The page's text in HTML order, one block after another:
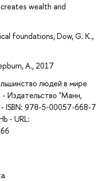
wealth and
foundations, Dow, G. K.,
A., 2017
людей в мире
Издательство "Манн,
ISBN: 978-5-00057-668-7
- URL: